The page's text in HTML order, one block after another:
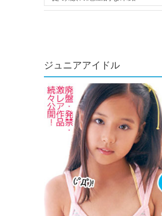
ジュニアアイドル